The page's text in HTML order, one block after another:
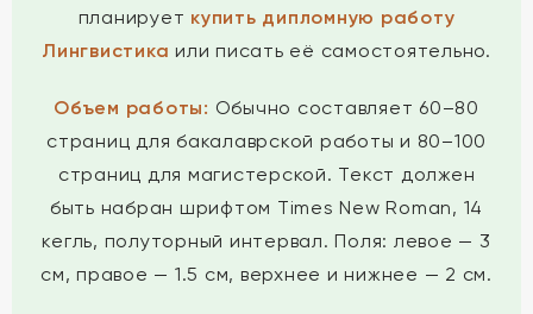
планирует купить дипломную работу
Лингвистика или писать её самостоятельно.
Объем работы: Обычно составляет 60–80
страниц для бакалаврской работы и 80–100
страниц для магистерской. Текст должен
быть набран шрифтом Times New Roman, 14
кегль, полуторный интервал. Поля: левое — 3
см, правое — 1.5 см, верхнее и нижнее — 2 см.